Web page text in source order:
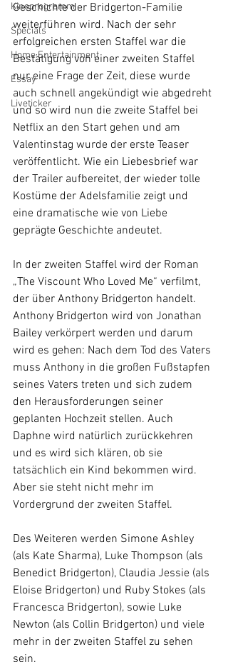
Kinoprogramm
Specials
Home Entertainment
Essay
Liveticker
Geschichte der Bridgerton-Familie
weiterführen wird. Nach der sehr
erfolgreichen ersten Staffel war die
Bestätigung von einer zweiten Staffel
nur eine Frage der Zeit, diese wurde
auch schnell angekündigt wie abgedreht
und so wird nun die zweite Staffel bei
Netflix an den Start gehen und am
Valentinstag wurde der erste Teaser
veröffentlicht. Wie ein Liebesbrief war
der Trailer aufbereitet, der wieder tolle
Kostüme der Adelsfamilie zeigt und
eine dramatische wie von Liebe
geprägte Geschichte andeutet.
In der zweiten Staffel wird der Roman
„The Viscount Who Loved Me“ verfilmt,
der über Anthony Bridgerton handelt.
Anthony Bridgerton wird von Jonathan
Bailey verkörpert werden und darum
wird es gehen: Nach dem Tod des Vaters
muss Anthony in die großen Fußstapfen
seines Vaters treten und sich zudem
den Herausforderungen seiner
geplanten Hochzeit stellen. Auch
Daphne wird natürlich zurückkehren
und es wird sich klären, ob sie
tatsächlich ein Kind bekommen wird.
Aber sie steht nicht mehr im
Vordergrund der zweiten Staffel.
Des Weiteren werden Simone Ashley
(als Kate Sharma), Luke Thompson (als
Benedict Bridgerton), Claudia Jessie (als
Eloise Bridgerton) und Ruby Stokes (als
Francesca Bridgerton), sowie Luke
Newton (als Collin Bridgerton) und viele
mehr in der zweiten Staffel zu sehen
sein.